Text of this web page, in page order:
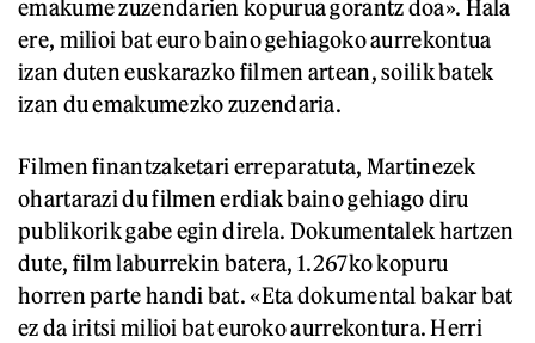
emakume zuzendarien kopurua gorantz doa». Hala
ere, milioi bat euro baino gehiagoko aurrekontua
izan duten euskarazko filmen artean, soilik batek
izan du emakumezko zuzendaria.
Filmen finantzaketari erreparatuta, Martinezek
ohartarazi du filmen erdiak baino gehiago diru
publikorik gabe egin direla. Dokumentalek hartzen
dute, film laburrekin batera, 1.267ko kopuru
horren parte handi bat. «Eta dokumental bakar bat
ez da iritsi milioi bat euroko aurrekontura. Herri